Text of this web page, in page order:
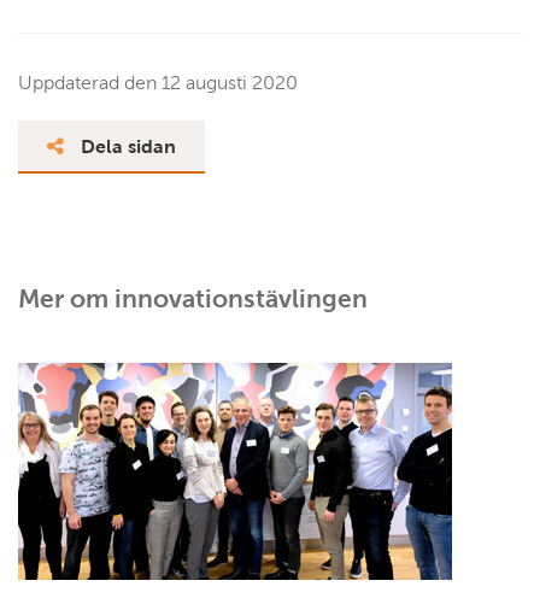
Uppdaterad den 12 augusti 2020
Dela sidan
Mer om innovationstävlingen